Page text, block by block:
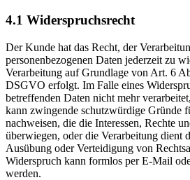
4.1 Widerspruchsrecht
Der Kunde hat das Recht, der
personenbezogenen Daten jederzeit zu
Verarbeitung auf Grundlage von Art. 6
DSGVO erfolgt. Im Falle eines
betreffenden Daten nicht mehr
kann zwingende schutzwürdige Gründe
nachweisen, die die Interessen, Rechte
überwiegen, oder die Verarbeitung dient
Ausübung oder Verteidigung von
Widerspruch kann formlos per E-Mail
werden.